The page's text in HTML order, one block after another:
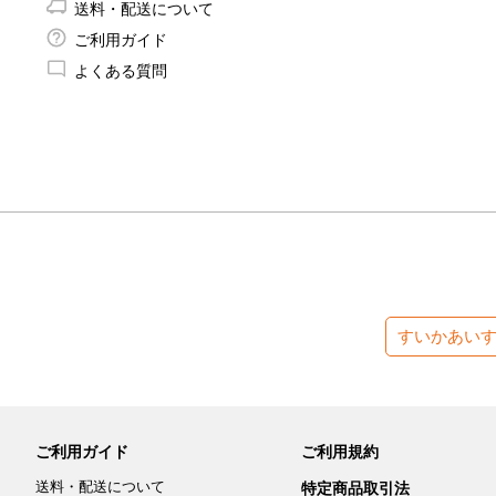
送料・配送について
ご利用ガイド
よくある質問
すいかあいす
ご利用ガイド
送料・配送について
ご利用規約
特定商品取引法